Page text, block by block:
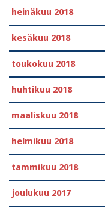
heinäkuu 2018
kesäkuu 2018
toukokuu 2018
huhtikuu 2018
maaliskuu 2018
helmikuu 2018
tammikuu 2018
joulukuu 2017